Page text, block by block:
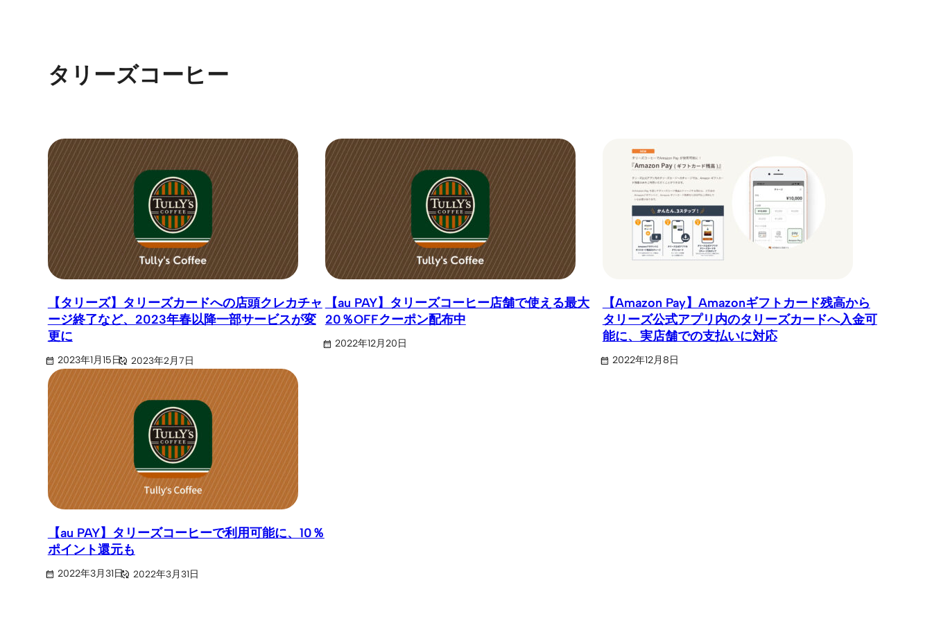
タリーズコーヒー
【タリーズ】タリーズカードへの店頭クレカチャ
ージ終了など、2023年春以降一部サービスが変
更に
2023年1月15日 2023年2月7日
【au PAY】タリーズコーヒー店舗で使える最大
20％OFFクーポン配布中
2022年12月20日
【Amazon Pay】Amazonギフトカード残高から
タリーズ公式アプリ内のタリーズカードへ入金可
能に、実店舗での支払いに対応
2022年12月8日
【au PAY】タリーズコーヒーで利用可能に、10％
ポイント還元も
2022年3月31日 2022年3月31日